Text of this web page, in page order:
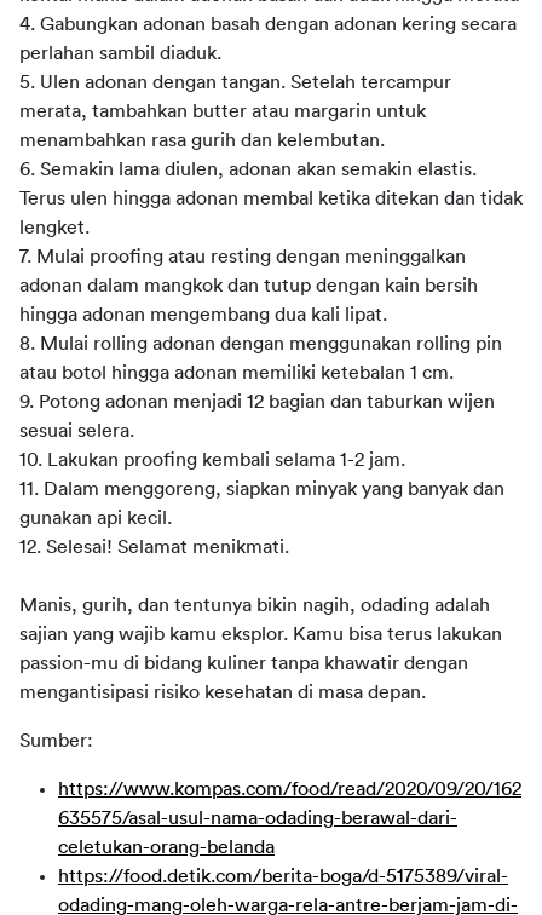
4. Gabungkan adonan basah dengan adonan kering secara
perlahan sambil diaduk.
5. Ulen adonan dengan tangan. Setelah tercampur
merata, tambahkan butter atau margarin untuk
menambahkan rasa gurih dan kelembutan.
6. Semakin lama diulen, adonan akan semakin elastis.
Terus ulen hingga adonan membal ketika ditekan dan tidak
lengket.
7. Mulai proofing atau resting dengan meninggalkan
adonan dalam mangkok dan tutup dengan kain bersih
hingga adonan mengembang dua kali lipat.
8. Mulai rolling adonan dengan menggunakan rolling pin
atau botol hingga adonan memiliki ketebalan 1 cm.
9. Potong adonan menjadi 12 bagian dan taburkan wijen
sesuai selera.
10. Lakukan proofing kembali selama 1-2 jam.
11. Dalam menggoreng, siapkan minyak yang banyak dan
gunakan api kecil.
12. Selesai! Selamat menikmati.
Manis, gurih, dan tentunya bikin nagih, odading adalah
sajian yang wajib kamu eksplor. Kamu bisa terus lakukan
passion-mu di bidang kuliner tanpa khawatir dengan
mengantisipasi risiko kesehatan di masa depan.
Sumber:
https://www.kompas.com/food/read/2020/09/20/162
635575/asal-usul-nama-odading-berawal-dari-
celetukan-orang-belanda
https://food.detik.com/berita-boga/d-5175389/viral-
odading-mang-oleh-warga-rela-antre-berjam-jam-di-